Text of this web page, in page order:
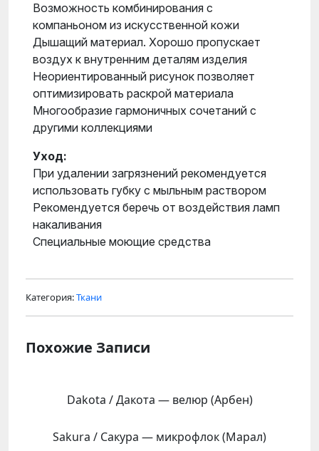
Возможность комбинирования с
компаньоном из искусственной кожи
Дышащий материал. Хорошо пропускает
воздух к внутренним деталям изделия
Неориентированный рисунок позволяет
оптимизировать раскрой материала
Многообразие гармоничных сочетаний с
другими коллекциями
Уход:
При удалении загрязнений рекомендуется
использовать губку с мыльным раствором
Рекомендуется беречь от воздействия ламп
накаливания
Специальные моющие средства
Категория:Ткани
Похожие Записи
Dakota / Дакота — велюр (Арбен)
Sakura / Сакура — микрофлок (Марал)